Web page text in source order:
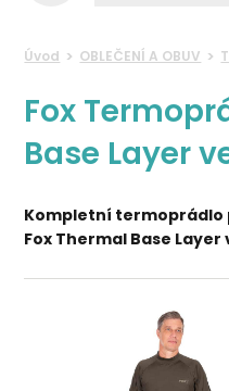
Úvod OBLEČENÍ A OBUV
Fox
Base Layer
Kompletní termoprádlo
Fox Thermal Base Layer